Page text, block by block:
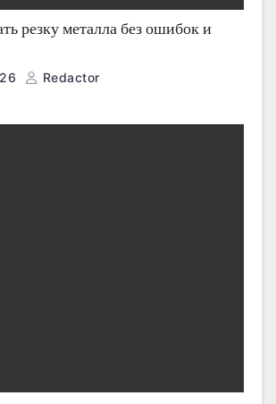
резку металла без ошибок и
Redactor